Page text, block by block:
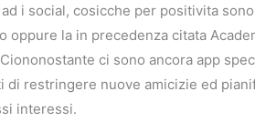
i social, cosicche per positivita
la in precedenza citata
ci sono ancora app
restringere nuove amicizie ed
interessi.